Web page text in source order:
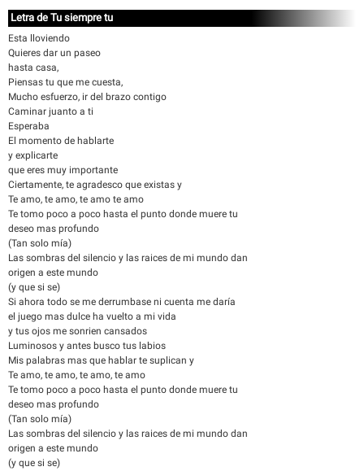
Letra de Tu siempre tu
Esta lloviendo
Quieres dar un paseo
hasta casa,
Piensas tu que me cuesta,
Mucho esfuerzo, ir del brazo contigo
Caminar juanto a ti
Esperaba
El momento de hablarte
y explicarte
que eres muy importante
Ciertamente, te agradesco que existas y
Te amo, te amo, te amo te amo
Te tomo poco a poco hasta el punto donde muere tu
deseo mas profundo
(Tan solo mía)
Las sombras del silencio y las raices de mi mundo dan
origen a este mundo
(y que si se)
Si ahora todo se me derrumbase ni cuenta me daría
el juego mas dulce ha vuelto a mi vida
y tus ojos me sonrien cansados
Luminosos y antes busco tus labios
Mis palabras mas que hablar te suplican y
Te amo, te amo, te amo, te amo
Te tomo poco a poco hasta el punto donde muere tu
deseo mas profundo
(Tan solo mía)
Las sombras del silencio y las raices de mi mundo dan
origen a este mundo
(y que si se)